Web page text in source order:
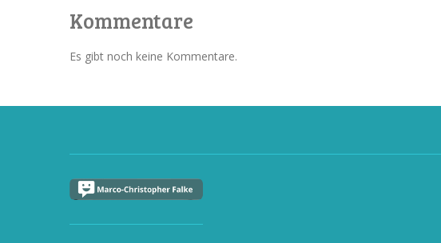
Kommentare
Es gibt noch keine Kommentare.